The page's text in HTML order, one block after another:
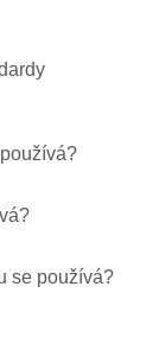
se používá?